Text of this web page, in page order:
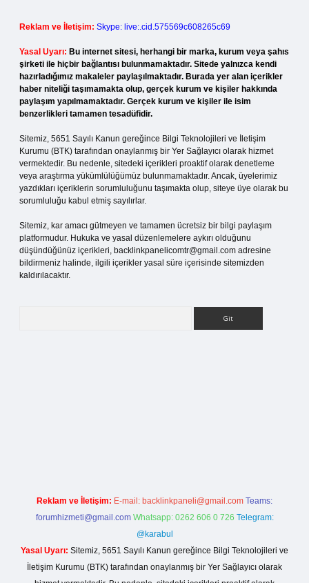
Reklam ve İletişim: Skype: live:.cid.575569c608265c69
Yasal Uyarı: Bu internet sitesi, herhangi bir marka, kurum veya şahıs
şirketi ile hiçbir bağlantısı bulunmamaktadır. Sitede yalnızca kendi
hazırladığımız makaleler paylaşılmaktadır. Burada yer alan içerikler
haber niteliği taşımamakta olup, gerçek kurum ve kişiler hakkında
paylaşım yapılmamaktadır. Gerçek kurum ve kişiler ile isim
benzerlikleri tamamen tesadüfidir.
Sitemiz, 5651 Sayılı Kanun gereğince Bilgi Teknolojileri ve İletişim
Kurumu (BTK) tarafından onaylanmış bir Yer Sağlayıcı olarak hizmet
vermektedir. Bu nedenle, sitedeki içerikleri proaktif olarak denetleme
veya araştırma yükümlülüğümüz bulunmamaktadır. Ancak, üyelerimiz
yazdıkları içeriklerin sorumluluğunu taşımakta olup, siteye üye olarak bu
sorumluluğu kabul etmiş sayılırlar.
Sitemiz, kar amacı gütmeyen ve tamamen ücretsiz bir bilgi paylaşım
platformudur. Hukuka ve yasal düzenlemelere aykırı olduğunu
düşündüğünüz içerikleri, backlinkpanelicomtr@gmail.com adresine
bildirmeniz halinde, ilgili içerikler yasal süre içerisinde sitemizden
kaldırılacaktır.
Reklam ve İletişim: E-mail: backlinkpaneli@gmail.com Teams:
forumhizmeti@gmail.com Whatsapp: 0262 606 0 726 Telegram:
@karabul
Yasal Uyarı: Sitemiz, 5651 Sayılı Kanun gereğince Bilgi Teknolojileri ve
İletişim Kurumu (BTK) tarafından onaylanmış bir Yer Sağlayıcı olarak